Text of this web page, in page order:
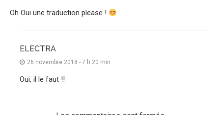
Oh Oui une traduction please !
ELECTRA
26 novembre 2018 - 7 h 20 min
Oui, il le faut !!